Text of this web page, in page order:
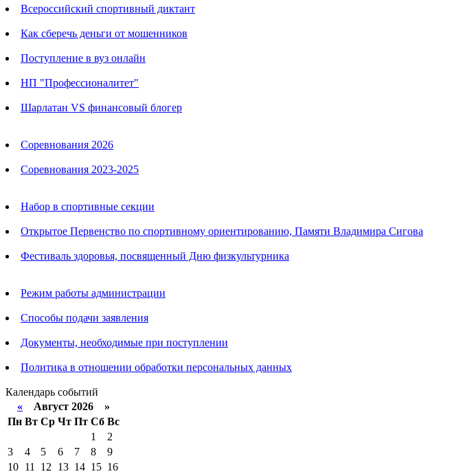
Всероссийский спортивный диктант
Как сберечь деньги от мошенников
Поступление в вуз онлайн
НП "Профессионалитет"
Шарлатан VS финансовый блогер
Соревнования 2026
Соревнования 2023-2025
Набор в спортивные секции
Открытое Первенство по спортивному ориентированию, Памяти Владимира Сигова
Фестиваль здоровья, посвященный Дню физкультурника
Режим работы администрации
Способы подачи заявления
Документы, необходимые при поступлении
Политика в отношении обработки персональных данных
Календарь событий
« Август 2026 »
Пн Вт Ср Чт Пт Сб Вс
1
2
3
4 5 6 7 8
9
10 11 12 13 14 15 16